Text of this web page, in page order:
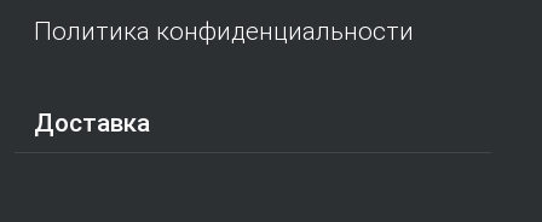
Политика конфиденциальности
Доставка